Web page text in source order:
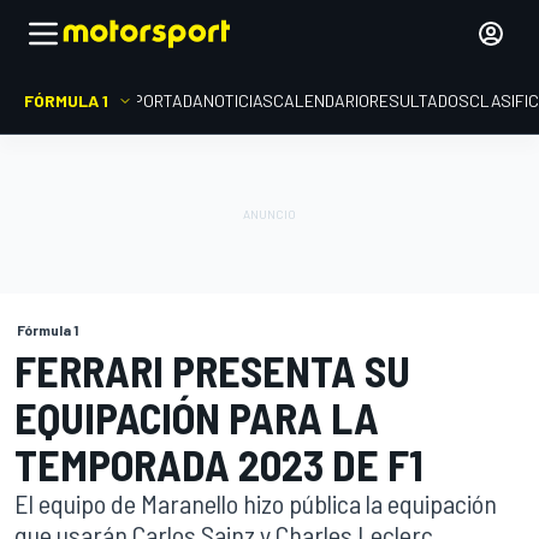
FÓRMULA 1 PORTADANOTICIASCALENDARIORESULTADOS
Fórmula 1
FERRARI PRESENTA SU
EQUIPACIÓN PARA LA
TEMPORADA 2023 DE F1
El equipo de Maranello hizo pública la equipación